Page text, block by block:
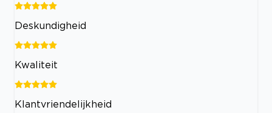
Deskundigheid
Kwaliteit
Klantvriendelijkheid